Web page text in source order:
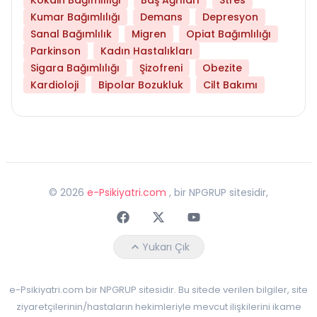
Kumar Bağımlılığı
Demans
Depresyon
Sanal Bağımlılık
Migren
Opiat Bağımlılığı
Parkinson
Kadın Hastalıkları
Sigara Bağımlılığı
Şizofreni
Obezite
Kardioloji
Bipolar Bozukluk Cilt Bakımı
© 2026 e-Psikiyatri.com , bir NPGRUP sitesidir,
FaceebokTwitterYoutube
Yukarı Çık
e-Psikiyatri.com bir NPGRUP sitesidir. Bu sitede verilen bilgiler, site
ziyaretçilerinin/hastaların hekimleriyle mevcut ilişkilerini ikame